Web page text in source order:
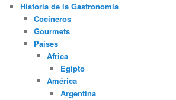
Historia de la Gastronomía
Cocineros
Gourmets
Paises
Africa
Egipto
América
Argentina